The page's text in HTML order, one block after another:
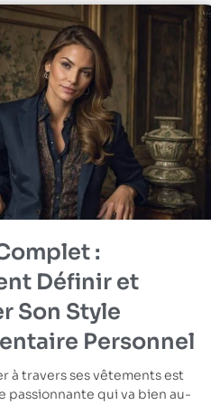
:
Définir et
Son Style
Personnel
à travers ses vêtements est
passionnante qui va bien au-